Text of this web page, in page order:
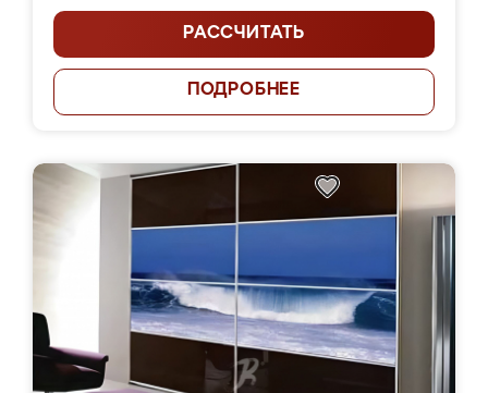
РАССЧИТАТЬ
ПОДРОБНЕЕ